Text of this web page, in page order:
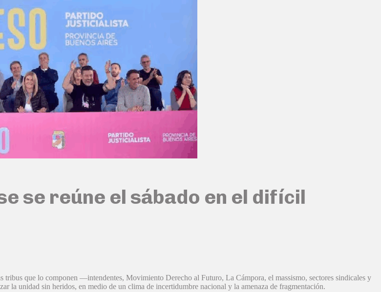
se reúne el sábado en el difícil
tribus que lo componen —intendentes, Movimiento Derecho al Futuro, La Cámpora, el massismo, sectores sindicales y
la unidad sin heridos, en medio de un clima de incertidumbre nacional y la amenaza de fragmentación.